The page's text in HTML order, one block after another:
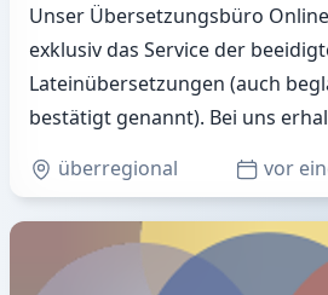
Unser Übersetzungsbüro
exklusiv das Service der
Lateinübersetzungen (auch
bestätigt genannt). Bei uns
überregional
vor